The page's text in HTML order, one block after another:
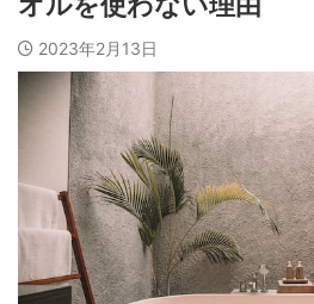
2023年2月13日